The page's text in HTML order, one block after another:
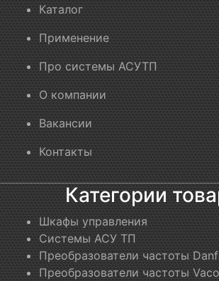
Каталог
Применение
Про системы АСУТП
О компании
Вакансии
Контакты
Категории
Шкафы управления
Системы АСУ ТП
Преобразователи частоты
Преобразователи частоты